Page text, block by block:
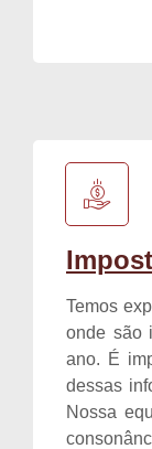
Temos
onde são
ano. É
dessas
Nossa